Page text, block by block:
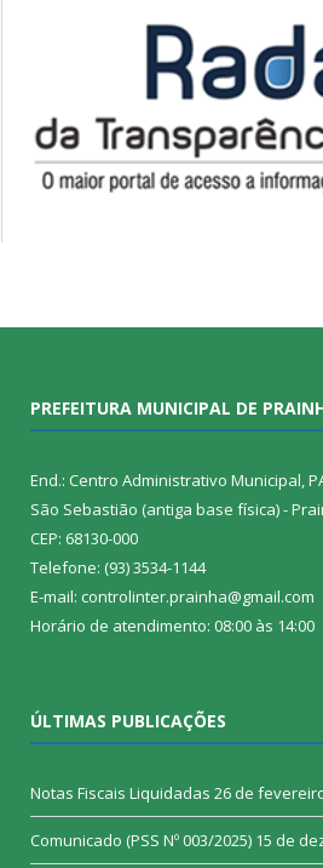
PREFEITURA MUNICIPAL DE
End.: Centro Administrativo Municipal,
São Sebastião (antiga base física) -
CEP: 68130-000
Telefone: (93) 3534-1144
E-mail: controlinter.prainha@gmail.com
Horário de atendimento: 08:00 às 14:00
ÚLTIMAS PUBLICAÇÕES
Notas Fiscais Liquidadas 26 de
Comunicado (PSS Nº 003/2025) 15 de